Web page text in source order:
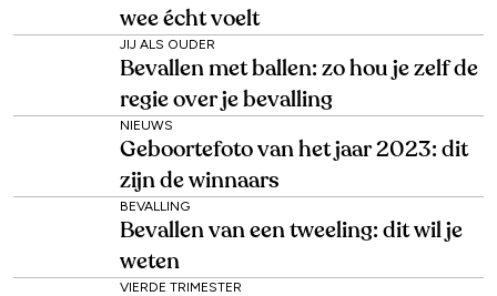
wee écht voelt
JIJ ALS OUDER
Bevallen met ballen: zo hou je zelf de
regie over je bevalling
NIEUWS
Geboortefoto van het jaar 2023: dit
zijn de winnaars
BEVALLING
Bevallen van een tweeling: dit wil je
weten
VIERDE TRIMESTER